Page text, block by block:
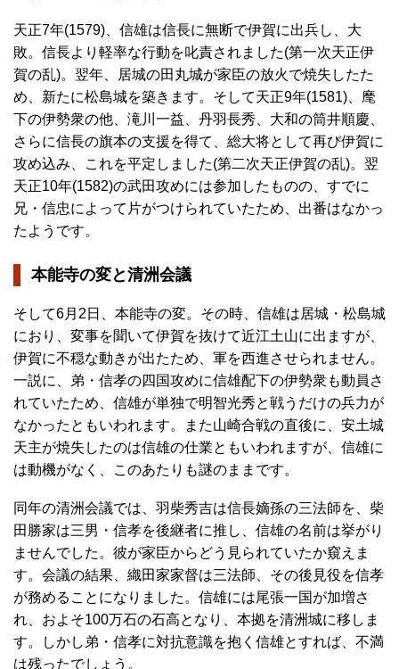
天正7年(1579)、信雄は信長に無断で伊賀に出兵し、大
敗。信長より軽率な行動を叱責されました(第一次天正伊
賀の乱)。翌年、居城の田丸城が家臣の放火で焼失したた
め、新たに松島城を築きます。そして天正9年(1581)、麾
下の伊勢衆の他、滝川一益、丹羽長秀、大和の筒井順慶、
さらに信長の旗本の支援を得て、総大将として再び伊賀に
攻め込み、これを平定しました(第二次天正伊賀の乱)。翌
天正10年(1582)の武田攻めには参加したものの、すでに
兄・信忠によって片がつけられていたため、出番はなかっ
たようです。
本能寺の変と清洲会議
そして6月2日、本能寺の変。その時、信雄は居城・松島城
におり、変事を聞いて伊賀を抜けて近江土山に出ますが、
伊賀に不穏な動きが出たため、軍を西進させられません。
一説に、弟・信孝の四国攻めに信雄配下の伊勢衆も動員さ
れていたため、信雄が単独で明智光秀と戦うだけの兵力が
なかったともいわれます。また山崎合戦の直後に、安土城
天主が焼失したのは信雄の仕業ともいわれますが、信雄に
は動機がなく、このあたりも謎のままです。
同年の清洲会議では、羽柴秀吉は信長嫡孫の三法師を、柴
田勝家は三男・信孝を後継者に推し、信雄の名前は挙がり
ませんでした。彼が家臣からどう見られていたか窺えま
す。会議の結果、織田家家督は三法師、その後見役を信孝
が務めることになりました。信雄には尾張一国が加増さ
れ、およそ100万石の石高となり、本拠を清洲城に移しま
す。しかし弟・信孝に対抗意識を抱く信雄とすれば、不満
は残ったでしょう。